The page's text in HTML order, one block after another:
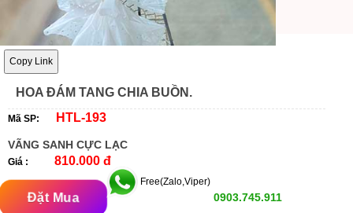
Copy Link
HOA ĐÁM TANG CHIA BUỒN.
Mã SP: HTL-193
VÃNG SANH CỰC LẠC
Giá : 810.000 đ
Đặt Mua
Free(Zalo,Viper)
0903.745.911